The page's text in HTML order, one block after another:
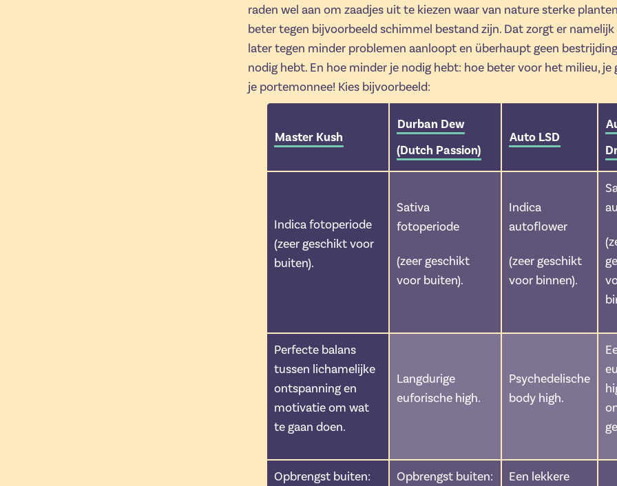
raden wel aan om zaadjes uit te kiezen waar van nature sterke
beter tegen bijvoorbeeld schimmel bestand zijn. Dat zorgt er
later tegen minder problemen aanloopt en überhaupt geen
nodig hebt. En hoe minder je nodig hebt: hoe beter voor het milieu, je
je portemonnee! Kies bijvoorbeeld:
Master Kush
Durban Dew
(Dutch Passion)
Auto LSD
Indica fotoperiode
(zeer geschikt voor
buiten).
Sativa
fotoperiode
(zeer geschikt
voor buiten).
Indica
autoflower
(zeer geschikt
voor binnen).
Perfecte balans
tussen lichamelijke
ontspanning en
motivatie om wat
te gaan doen.
Langdurige
euforische high.
Psychedelische
body high.
Opbrengst buiten: Opbrengst buiten: Een lekkere